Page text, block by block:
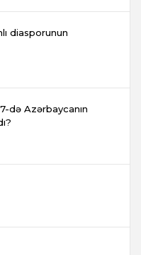
diasporunun
də Azərbaycanın